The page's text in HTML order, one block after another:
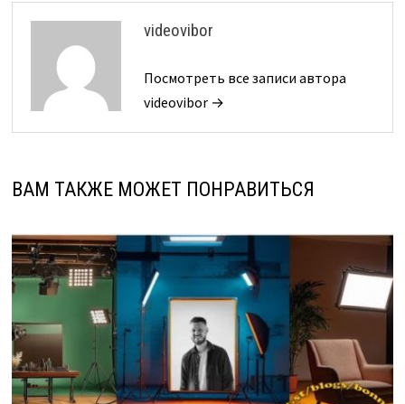
videovibor
Посмотреть все записи автора
videovibor →
ВАМ ТАКЖЕ МОЖЕТ ПОНРАВИТЬСЯ